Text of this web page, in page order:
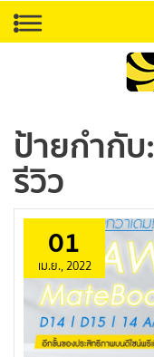
ป้ายกำกับ:
รีวิว
01
เม.ย., 2022